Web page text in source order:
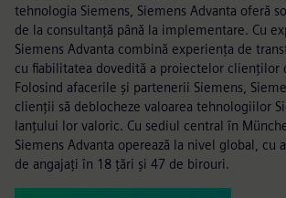
tehnologia Siemens, Siemens Advanta oferă
de la consultanță până la implementare. Cu
Siemens Advanta combină experiența de
cu fiabilitatea dovedită a proiectelor clienților
Folosind afacerile și partenerii Siemens,
clienții să deblocheze valoarea tehnologiilor
lanțului lor valoric. Cu sediul central în
Siemens Advanta operează la nivel global, cu
de angajați în 18 țări și 47 de birouri.